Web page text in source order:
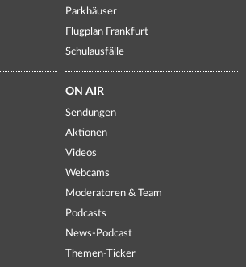
Parkhäuser
Flugplan Frankfurt
Schulausfälle
ON AIR
Sendungen
Aktionen
Videos
Webcams
Moderatoren & Team
Podcasts
News-Podcast
Themen-Ticker